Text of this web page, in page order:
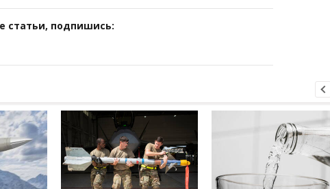
статьи, подпишись: